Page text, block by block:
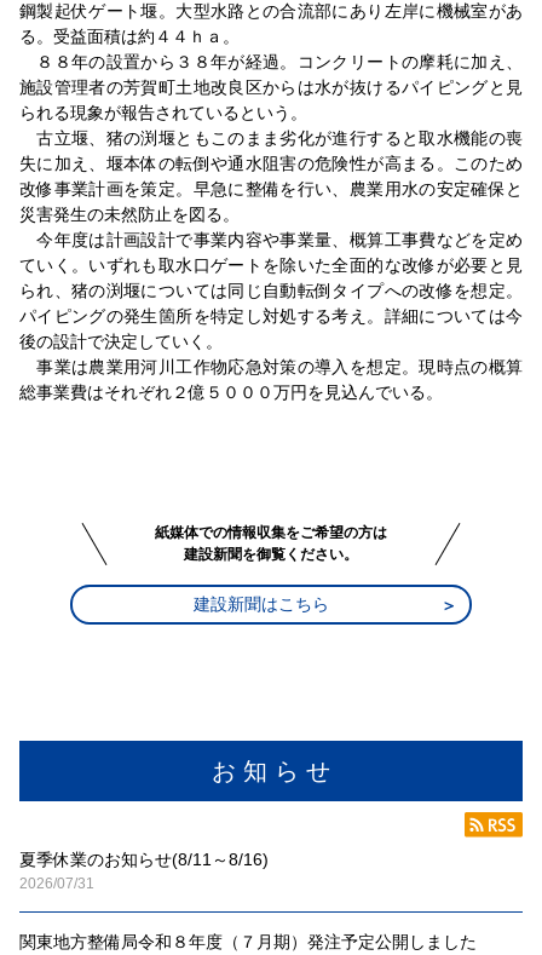
お 知 ら せ
夏季休業のお知らせ(8/11～8/16)
2026/07/31
関東地方整備局令和８年度（７月期）発注予定公開しました
鋼製起伏ゲート堰。大型水路との合流部にあり左岸に機械室があ
る。受益面積は約４４ｈａ。
８８年の設置から３８年が経過。コンクリートの摩耗に加え、
施設管理者の芳賀町土地改良区からは水が抜けるパイピングと見
られる現象が報告されているという。
古立堰、猪の渕堰ともこのまま劣化が進行すると取水機能の喪
失に加え、堰本体の転倒や通水阻害の危険性が高まる。このため
改修事業計画を策定。早急に整備を行い、農業用水の安定確保と
災害発生の未然防止を図る。
今年度は計画設計で事業内容や事業量、概算工事費などを定め
ていく。いずれも取水口ゲートを除いた全面的な改修が必要と見
られ、猪の渕堰については同じ自動転倒タイプへの改修を想定。
パイピングの発生箇所を特定し対処する考え。詳細については今
後の設計で決定していく。
事業は農業用河川工作物応急対策の導入を想定。現時点の概算
総事業費はそれぞれ２億５０００万円を見込んでいる。
紙媒体での情報収集をご希望の方は
建設新聞を御覧ください。
建設新聞はこちら